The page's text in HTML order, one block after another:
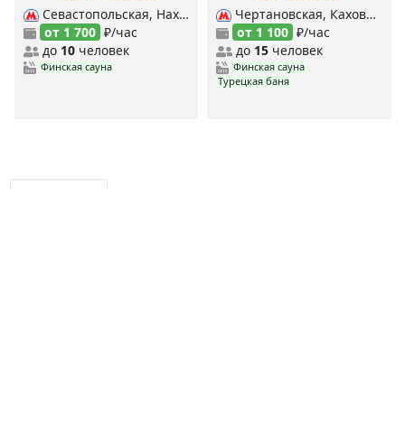
Севастопольская, Нахимовский проспект, Чертановская,
от 1 700 ₽/час
до 10 человек
Финская сауна
Чертановская, Каховская, Калужская,
от 1 100 ₽/час
до 15человек
Финская сауна
Турецкая баня